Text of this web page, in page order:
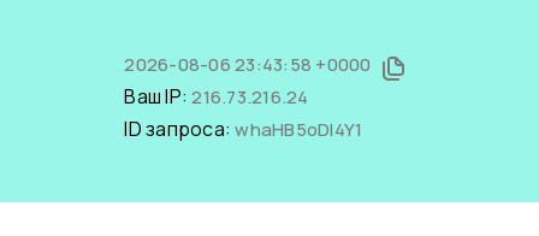
2026-08-06 23:43:58 +0000
Ваш IP:216.73.216.24
ID запроса:whaHB5oDI4Y1